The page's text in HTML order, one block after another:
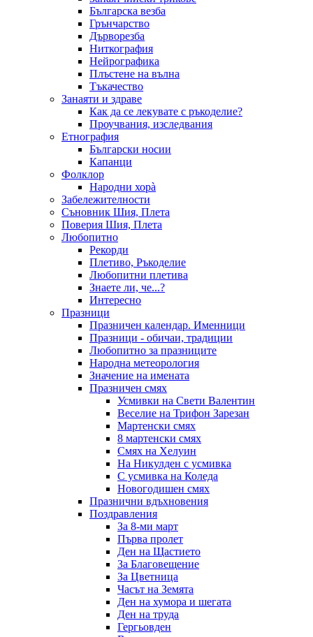
Българска везба
Грънчарство
Дърворезба
Ниткография
Нейрографика
Плъстене на вълна
Тъкачество
Занаяти и здраве
Как да се лекувате с ръкоделие?
Проучвания, изследвания
Етнография
Български носии
Капанци
Фолклор
Народни хорà
Забележителности
Съновник Шия, Плета
Поверия Шия, Плета
Любопитно
Рекорди
Плетиво, Ръкоделие
Любопитни плетива
Знаете ли, че...?
Интересно
Празници
Празничен календар. Именници
Празници - обичаи, традиции
Любопитно за празниците
Народна метеорология
Значение на имената
Празничен смях
Усмивки на Свети Валентин
Веселие на Трифон Зарезан
Мартенски смях
8 мартенски смях
Смях на Хелуин
На Никулден с усмивка
С усмивка на Коледа
Новогодишен смях
Празнични вдъхновения
Поздравления
За 8-ми март
Първа пролет
Ден на Щастието
За Благовещение
За Цветница
Часът на Земята
Ден на хумора и шегата
Ден на труда
Гергьовден